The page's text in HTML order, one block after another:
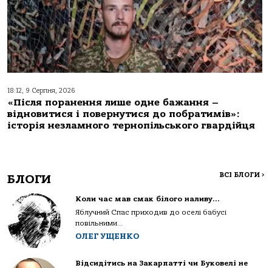
18:12, 9 Серпня, 2026
«Після поранення лише одне бажання –
відновитися і повернутися до побратимів»:
історія незламного тернопільського гвардійця
БЛОГИ ВСІ БЛОГИ >
Коли час мав смак білого наливу…
Яблучний Спас приходив до оселі бабусі
повільними...
ОЛЕГ УЩЕНКО
Відсидітись на Закарпатті чи Буковелі не